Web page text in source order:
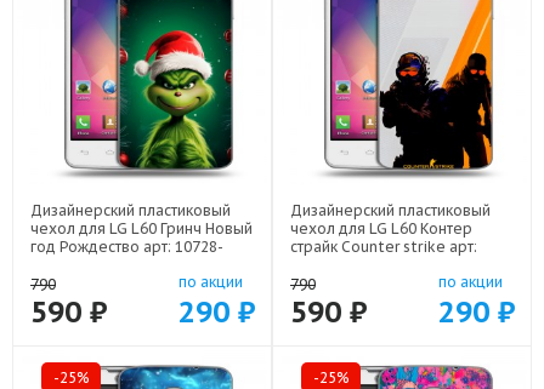
Дизайнерский пластиковый
чехол для LG L60 Гринч Новый
год Рождество арт: 10728-
790
590 ₽
по акции
290 ₽
Дизайнерский пластиковый
чехол для LG L60 Контер
страйк Counter strike арт:
790
590 ₽
по акции
290 ₽
-25% -25%